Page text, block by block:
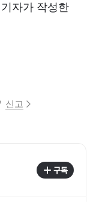
자가 작성한
신고
구독